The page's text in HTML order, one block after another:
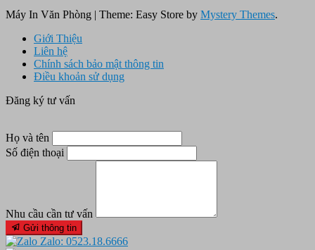
Máy In Văn Phòng | Theme: Easy Store by Mystery Themes.
Giới Thiệu
Liên hệ
Chính sách bảo mật thông tin
Điều khoản sử dụng
Đăng ký tư vấn
Họ và tên
Số điện thoại
Nhu cầu cần tư vấn
Gửi thông tin
Zalo: 0523.18.6666